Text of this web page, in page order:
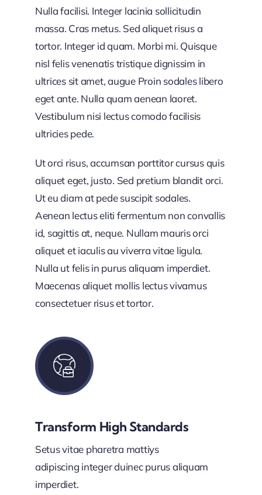
Nulla facilisi. Integer lacinia sollicitudin
massa. Cras metus. Sed aliquet risus a
tortor. Integer id quam. Morbi mi. Quisque
nisl felis venenatis tristique dignissim in
ultrices sit amet, augue Proin sodales libero
eget ante. Nulla quam aenean laoret.
Vestibulum nisi lectus comodo facilisis
ultricies pede.
Ut orci risus, accumsan porttitor cursus quis
aliquet eget, justo. Sed pretium blandit orci.
Ut eu diam at pede suscipit sodales.
Aenean lectus eliti fermentum non convallis
id, sagittis at, neque. Nullam mauris orci
aliquet et iaculis au viverra vitae ligula.
Nulla ut felis in purus aliquam imperdiet.
Maecenas aliquet mollis lectus vivamus
consectetuer risus et tortor.
Transform High Standards
Setus vitae pharetra mattiys
adipiscing integer duinec purus aliquam
imperdiet.